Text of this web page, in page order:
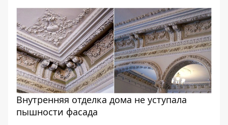
Внутренняя отделка дома не уступала
пышности фасада